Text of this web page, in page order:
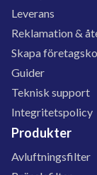
Leverans
Reklamation &
Skapa
Guider
Teknisk support
Integritetspolicy
Produkter
Avluftningsfilter